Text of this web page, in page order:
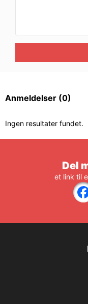
Anmeldelser (0)
Ingen resultater fundet.
Del
et link til